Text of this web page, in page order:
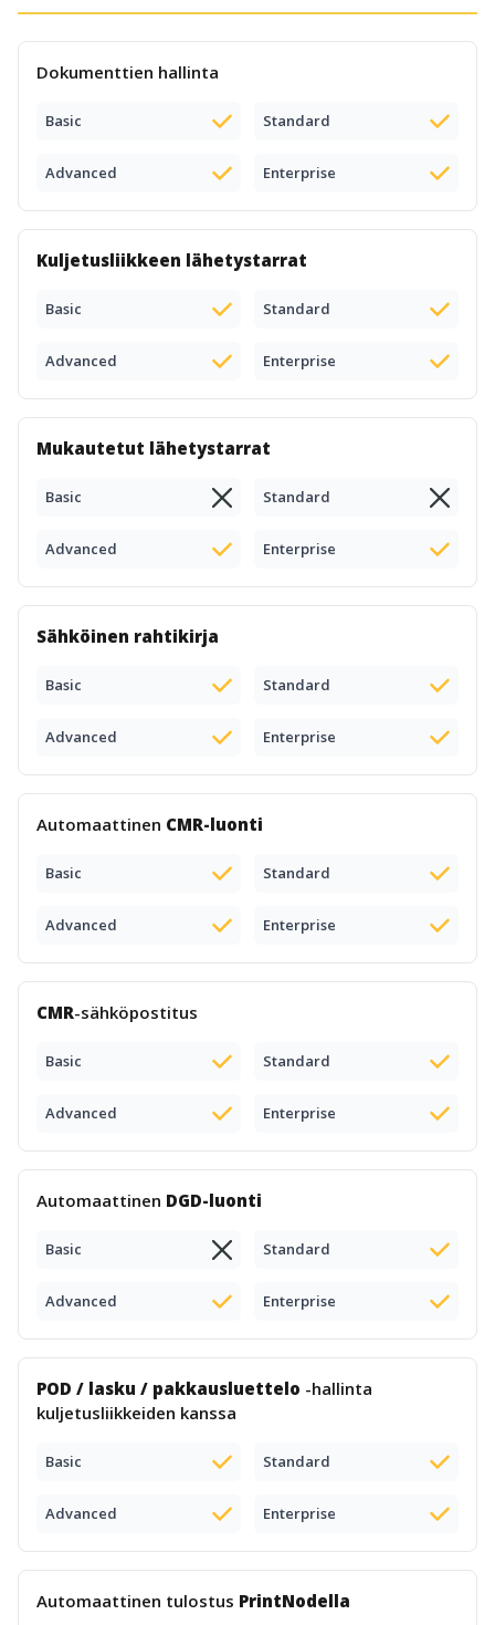
Dokumenttien hallinta
Basic Standard
Advanced Enterprise
Kuljetusliikkeen lähetystarrat
Basic Standard
Advanced Enterprise
Mukautetut lähetystarrat
Basic Standard
Advanced Enterprise
Sähköinen rahtikirja
Basic Standard
Advanced Enterprise
Automaattinen CMR-luonti
Basic Standard
Advanced Enterprise
CMR-sähköpostitus
Basic Standard
Advanced Enterprise
Automaattinen DGD-luonti
Basic Standard
Advanced Enterprise
POD / lasku / pakkausluettelo -hallinta
kuljetusliikkeiden kanssa
Basic Standard
Advanced Enterprise
Automaattinen tulostus PrintNodella